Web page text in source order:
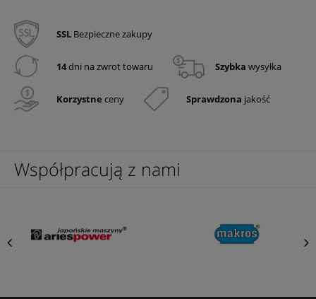
SSL Bezpieczne zakupy
14dni na zwrot towaru Szybka wysyłka
Korzystne ceny Sprawdzona jakość
Współpracują z nami